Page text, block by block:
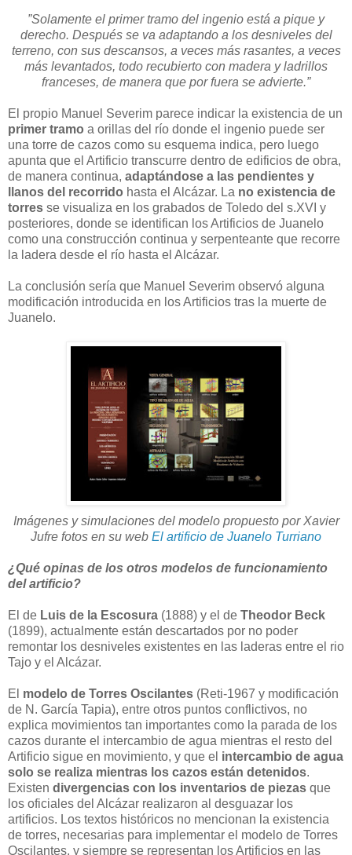
”Solamente el primer tramo del ingenio está a pique y
derecho. Después se va adaptando a los desniveles del
terreno, con sus descansos, a veces más rasantes, a veces
más levantados, todo recubierto con madera y ladrillos
franceses, de manera que por fuera se advierte.”
El propio Manuel Severim parece indicar la existencia de un
primer tramo a orillas del río donde el ingenio puede ser
una torre de cazos como su esquema indica, pero luego
apunta que el Artificio transcurre dentro de edificios de obra,
de manera continua, adaptándose a las pendientes y
llanos del recorrido hasta el Alcázar. La no existencia de
torres se visualiza en los grabados de Toledo del s.XVI y
posteriores, donde se identifican los Artificios de Juanelo
como una construcción continua y serpenteante que recorre
la ladera desde el río hasta el Alcázar.
La conclusión sería que Manuel Severim observó alguna
modificación introducida en los Artificios tras la muerte de
Juanelo.
Imágenes y simulaciones del modelo propuesto por Xavier
Jufre fotos en su web El artificio de Juanelo Turriano
¿Qué opinas de los otros modelos de funcionamiento
del artificio?
El de Luis de la Escosura (1888) y el de Theodor Beck
(1899), actualmente están descartados por no poder
remontar los desniveles existentes en las laderas entre el rio
Tajo y el Alcázar.
El modelo de Torres Oscilantes (Reti-1967 y modificación
de N. García Tapia), entre otros puntos conflictivos, no
explica movimientos tan importantes como la parada de los
cazos durante el intercambio de agua mientras el resto del
Artificio sigue en movimiento, y que el intercambio de agua
solo se realiza mientras los cazos están detenidos.
Existen divergencias con los inventarios de piezas que
los oficiales del Alcázar realizaron al desguazar los
artificios. Los textos históricos no mencionan la existencia
de torres, necesarias para implementar el modelo de Torres
Oscilantes, y siempre se representan los Artificios en las